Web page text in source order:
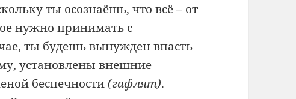
ты осознаёшь, что всё – от
нужно принимать с
ты будешь вынужден впасть
установлены внешние
беспечности(гафлят).